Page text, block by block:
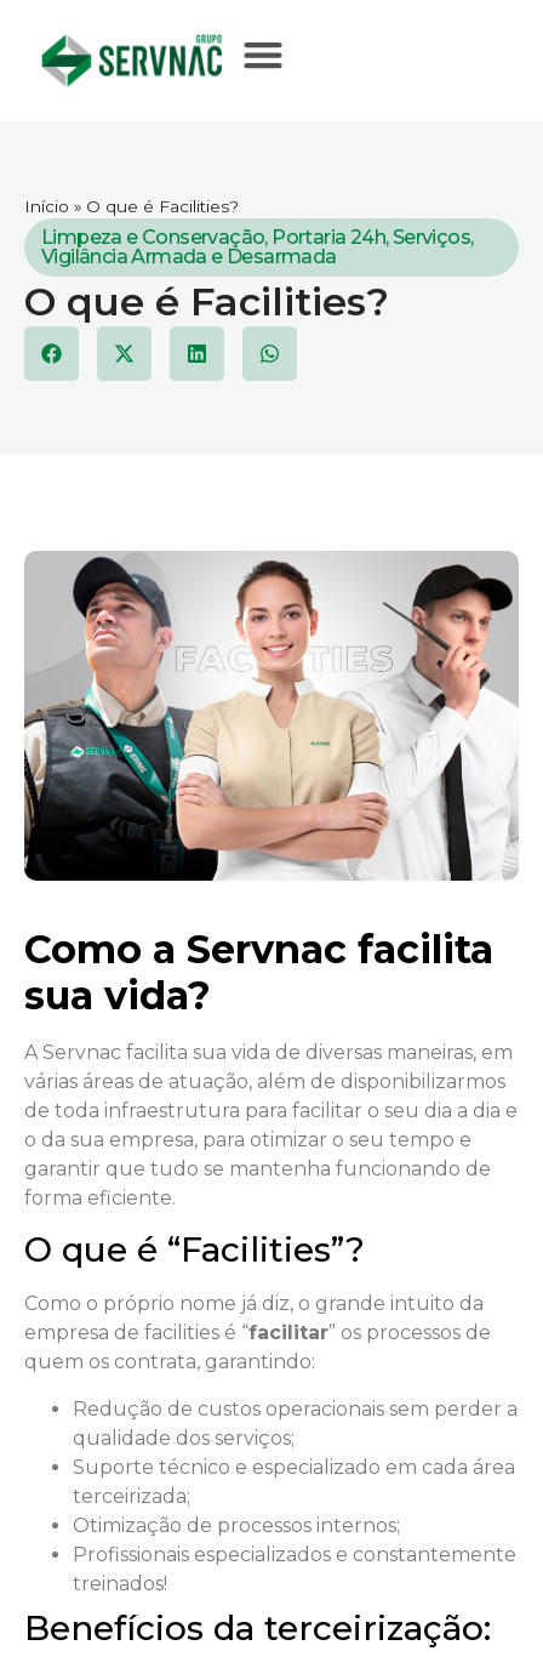
Início » O que é Facilities?
Limpeza e Conservação, Portaria 24h, Serviços,
Vigilância Armada e Desarmada
O que é Facilities?
Como a Servnac facilita
sua vida?
A Servnac facilita sua vida de diversas maneiras, em
várias áreas de atuação, além de disponibilizarmos
de toda infraestrutura para facilitar o seu dia a dia e
o da sua empresa, para otimizar o seu tempo e
garantir que tudo se mantenha funcionando de
forma eficiente.
O que é “Facilities”?
Como o próprio nome já diz, o grande intuito da
empresa de facilities é “facilitar” os processos de
quem os contrata, garantindo:
Redução de custos operacionais sem perder a
qualidade dos serviços;
Suporte técnico e especializado em cada área
terceirizada;
Otimização de processos internos;
Profissionais especializados e constantemente
treinados!
Benefícios da terceirização: